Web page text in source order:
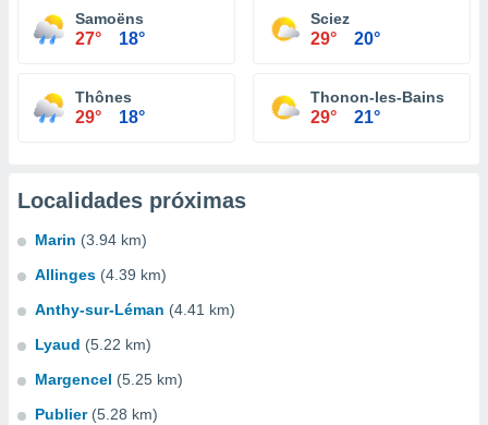
Samoëns
27° 18°
Sciez
29° 20°
Thônes
29° 18°
Thonon-les-Bains
29° 21°
Localidades próximas
Marin (3.94 km)
Allinges (4.39 km)
Anthy-sur-Léman (4.41 km)
Lyaud (5.22 km)
Margencel (5.25 km)
Publier (5.28 km)